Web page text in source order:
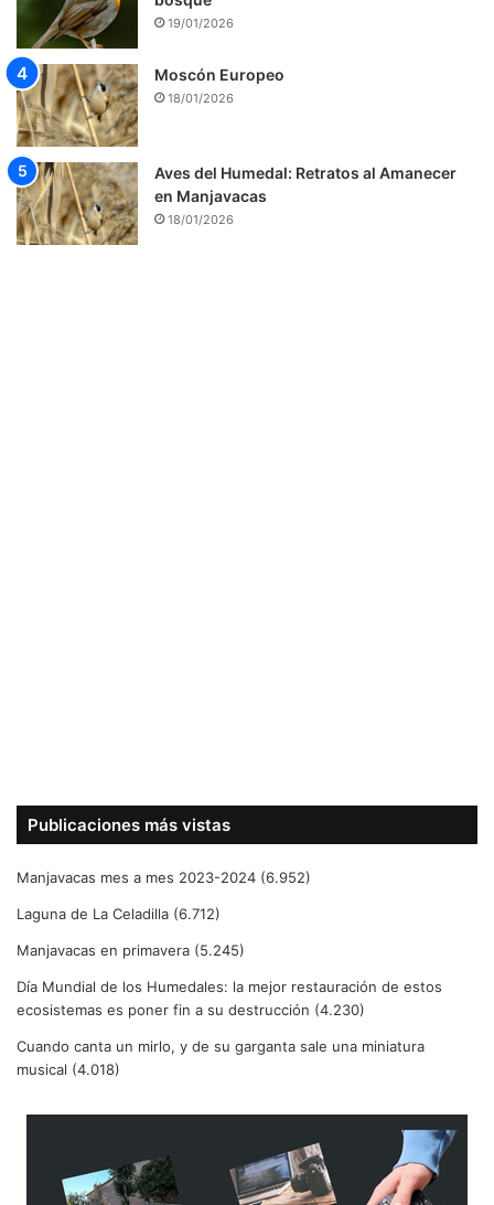
19/01/2026
Moscón Europeo
18/01/2026
Aves del Humedal: Retratos al Amanecer
en Manjavacas
18/01/2026
Publicaciones más vistas
Manjavacas mes a mes 2023-2024 (6.952)
Laguna de La Celadilla (6.712)
Manjavacas en primavera (5.245)
Día Mundial de los Humedales: la mejor restauración de estos
ecosistemas es poner fin a su destrucción (4.230)
Cuando canta un mirlo, y de su garganta sale una miniatura
musical (4.018)